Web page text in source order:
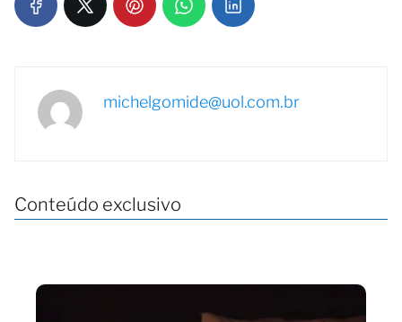
michelgomide@uol.com.br
Conteúdo exclusivo